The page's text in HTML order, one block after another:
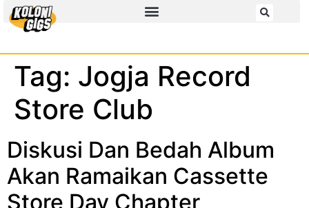
Tag: Jogja Record
Store Club
Diskusi Dan Bedah Album
Akan Ramaikan Cassette
Store Day Chapter